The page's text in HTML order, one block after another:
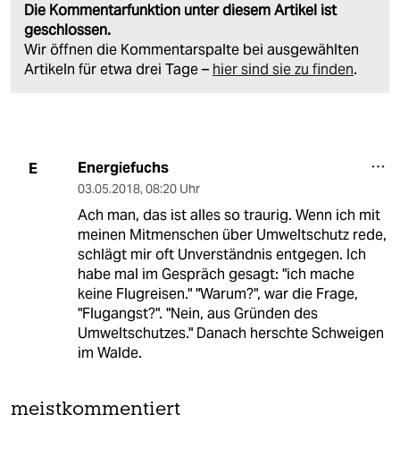
Die Kommentarfunktion unter diesem Artikel ist
geschlossen.
Wir öffnen die Kommentarspalte bei ausgewählten
Artikeln für etwa drei Tage – hier sind sie zu finden.
E Energiefuchs
03.05.2018, 08:20 Uhr
Ach man, das ist alles so traurig. Wenn ich mit
meinen Mitmenschen über Umweltschutz rede,
schlägt mir oft Unverständnis entgegen. Ich
habe mal im Gespräch gesagt: "ich mache
keine Flugreisen." "Warum?", war die Frage,
"Flugangst?". "Nein, aus Gründen des
Umweltschutzes." Danach herschte Schweigen
im Walde.
meistkommentiert